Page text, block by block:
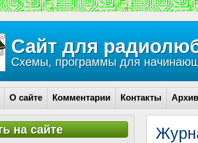
Сайт для
Схемы, программы для
О сайте Комментарии Контакты Архив
на сайте